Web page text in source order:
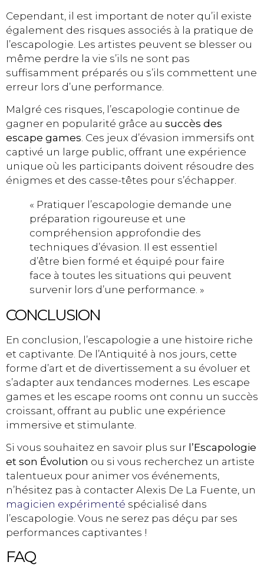
Cependant, il est important de noter qu’il existe
également des risques associés à la pratique de
l’escapologie. Les artistes peuvent se blesser ou
même perdre la vie s’ils ne sont pas
suffisamment préparés ou s’ils commettent une
erreur lors d’une performance.
Malgré ces risques, l’escapologie continue de
gagner en popularité grâce au succès des
escape games. Ces jeux d’évasion immersifs ont
captivé un large public, offrant une expérience
unique où les participants doivent résoudre des
énigmes et des casse-têtes pour s’échapper.
« Pratiquer l’escapologie demande une
préparation rigoureuse et une
compréhension approfondie des
techniques d’évasion. Il est essentiel
d’être bien formé et équipé pour faire
face à toutes les situations qui peuvent
survenir lors d’une performance. »
CONCLUSION
En conclusion, l’escapologie a une histoire riche
et captivante. De l’Antiquité à nos jours, cette
forme d’art et de divertissement a su évoluer et
s’adapter aux tendances modernes. Les escape
games et les escape rooms ont connu un succès
croissant, offrant au public une expérience
immersive et stimulante.
Si vous souhaitez en savoir plus sur l’Escapologie
et son Évolution ou si vous recherchez un artiste
talentueux pour animer vos événements,
n’hésitez pas à contacter Alexis De La Fuente, un
magicien expérimenté spécialisé dans
l’escapologie. Vous ne serez pas déçu par ses
performances captivantes !
FAQ